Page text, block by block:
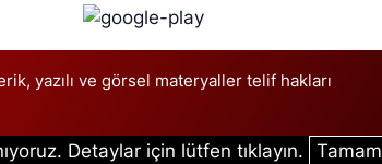
yazılı ve görsel materyaller telif hakları
Detaylar için lütfen tıklayın. Tamam